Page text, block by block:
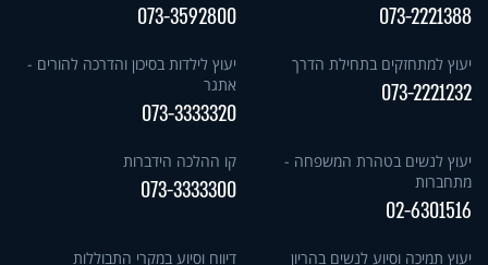
073-2221388
073-3592800
יעוץ למתחזקים בתחילת הדרך
073-2221232
יעוץ לילדות בסיכון והדרכה להורים -
אתגר
073-3333320
יעוץ לנשים בטהרת המשפחה -
מתחברות
02-6301516
קו ההלכה הידברות
073-3333300
יעוץ תמיכה וסיוע לנשים בהריון דיווח וסיוע במקרי התבוללות